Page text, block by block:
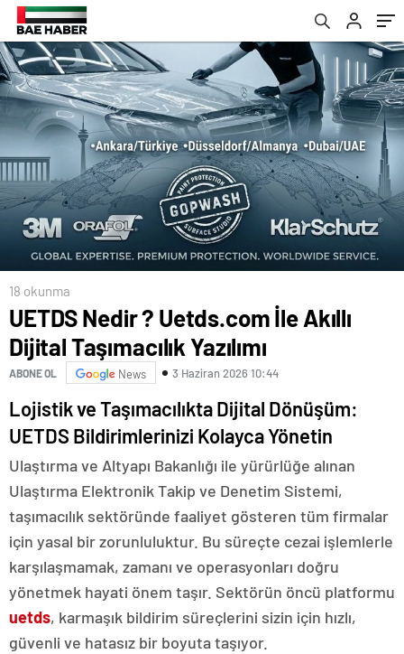
18 okunma
UETDS Nedir ? Uetds.com İle Akıllı
Dijital Taşımacılık Yazılımı
ABONE OL News 3 Haziran 2026 10:44
Lojistik ve Taşımacılıkta Dijital Dönüşüm:
UETDS Bildirimlerinizi Kolayca Yönetin
Ulaştırma ve Altyapı Bakanlığı ile yürürlüğe alınan
Ulaştırma Elektronik Takip ve Denetim Sistemi,
taşımacılık sektöründe faaliyet gösteren tüm firmalar
için yasal bir zorunluluktur. Bu süreçte cezai işlemlerle
karşılaşmamak, zamanı ve operasyonları doğru
yönetmek hayati önem taşır. Sektörün öncü platformu
uetds, karmaşık bildirim süreçlerini sizin için hızlı,
güvenli ve hatasız bir boyuta taşıyor.